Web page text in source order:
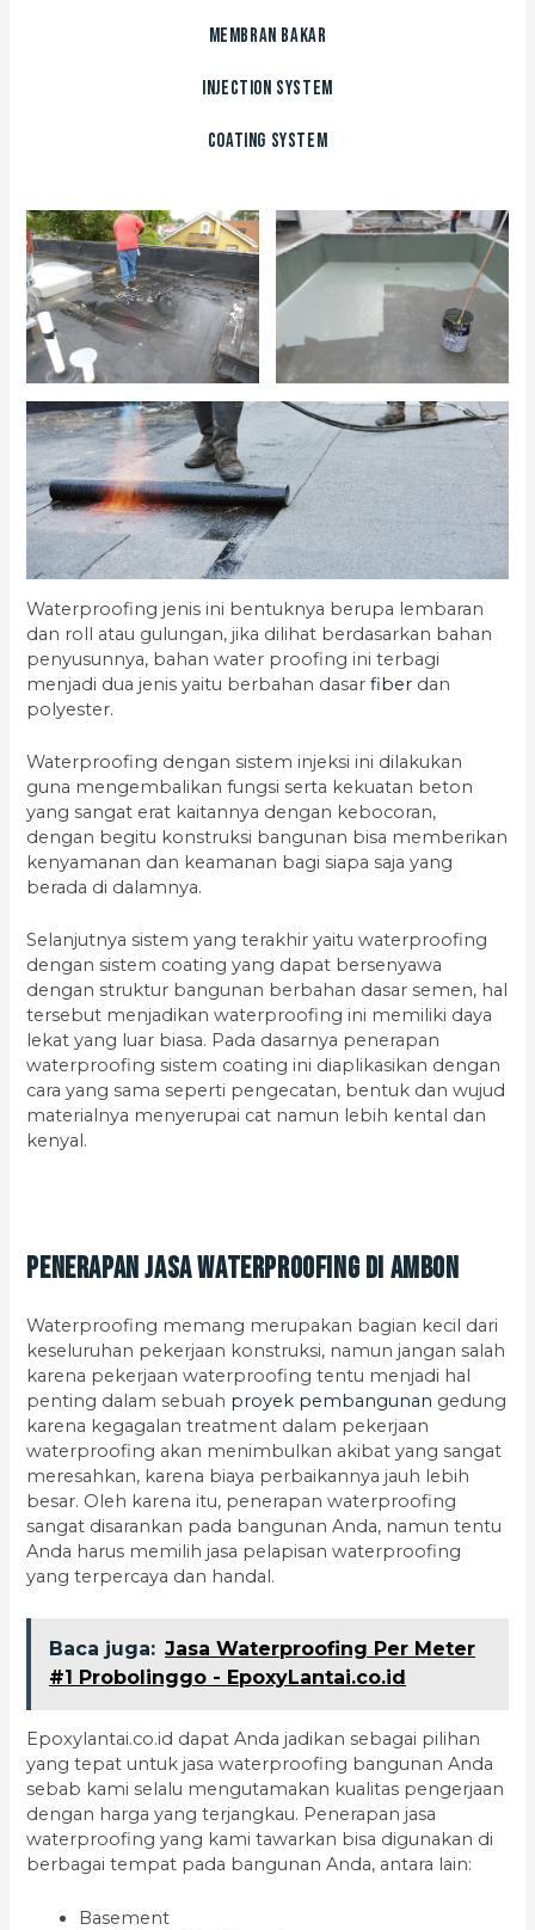
Membran Bakar
Injection System
Coating System
Waterproofing jenis ini bentuknya berupa lembaran
dan roll atau gulungan, jika dilihat berdasarkan bahan
penyusunnya, bahan water proofing ini terbagi
menjadi dua jenis yaitu berbahan dasarfiber dan
polyester.
Waterproofing dengan sistem injeksi ini dilakukan
guna mengembalikan fungsi serta kekuatan beton
yang sangat erat kaitannya dengan kebocoran,
dengan begitu konstruksi bangunan bisa memberikan
kenyamanan dan keamanan bagi siapa saja yang
berada di dalamnya.
Selanjutnya sistem yang terakhir yaitu waterproofing
dengan sistem coating yang dapat bersenyawa
dengan struktur bangunan berbahan dasar semen, hal
tersebut menjadikan waterproofing ini memiliki daya
lekat yang luar biasa. Pada dasarnya penerapan
waterproofing sistem coating ini diaplikasikan dengan
cara yang sama seperti pengecatan, bentuk dan wujud
materialnya menyerupai cat namun lebih kental dan
kenyal.
Penerapan Jasa Waterproofing di Ambon
Waterproofing memang merupakan bagian kecil dari
keseluruhan pekerjaan konstruksi, namun jangan salah
karena pekerjaan waterproofing tentu menjadi hal
penting dalam sebuah proyek pembangunan gedung
karena kegagalan treatment dalam pekerjaan
waterproofing akan menimbulkan akibat yang sangat
meresahkan, karena biaya perbaikannya jauh lebih
besar. Oleh karena itu, penerapan waterproofing
sangat disarankan pada bangunan Anda, namun tentu
Anda harus memilih jasa pelapisan waterproofing
yang terpercaya dan handal.
Baca juga: Jasa Waterproofing Per Meter
#1 Probolinggo - EpoxyLantai.co.id
Epoxylantai.co.id dapat Anda jadikan sebagai pilihan
yang tepat untuk jasa waterproofing bangunan Anda
sebab kami selalu mengutamakan kualitas pengerjaan
dengan harga yang terjangkau. Penerapan jasa
waterproofing yang kami tawarkan bisa digunakan di
berbagai tempat pada bangunan Anda, antara lain:
Basement